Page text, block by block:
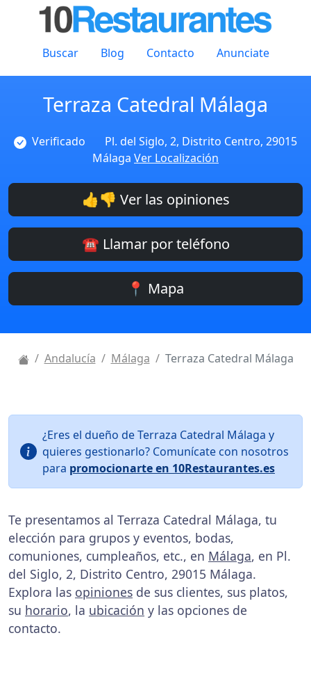
Buscar Blog Contacto Anunciate
Terraza Catedral Málaga
Verificado
Pl. del Siglo, 2, Distrito Centro, 29015
Málaga Ver Localización
👍👎 Ver las opiniones
☎️ Llamar por teléfono
📍 Mapa
Andalucía Málaga Terraza Catedral Málaga
¿Eres el dueño de Terraza Catedral Málaga y
quieres gestionarlo? Comunícate con nosotros
para promocionarte en 10Restaurantes.es
Te presentamos al Terraza Catedral Málaga, tu
elección para grupos y eventos, bodas,
comuniones, cumpleaños, etc., en Málaga, en Pl.
del Siglo, 2, Distrito Centro, 29015 Málaga.
Explora las opiniones de sus clientes, sus platos,
su horario, la ubicación y las opciones de
contacto.